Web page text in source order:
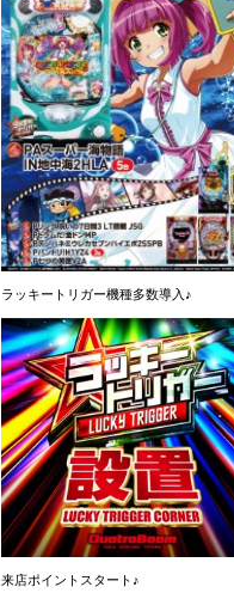
ラッキートリガー機種多数導入♪
来店ポイントスタート♪